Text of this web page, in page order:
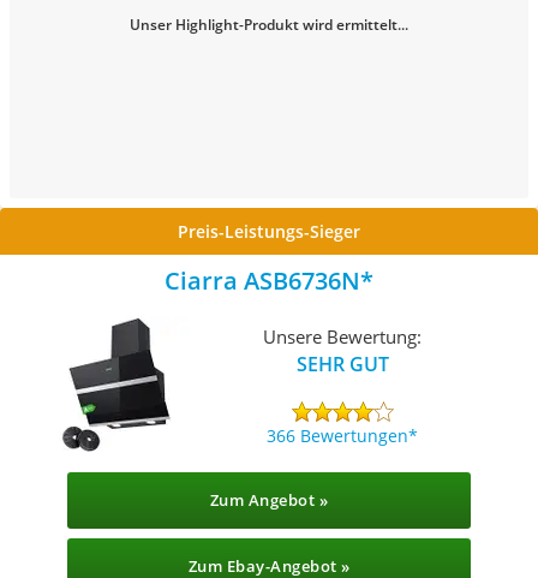
Unser Highlight-Produkt wird ermittelt...
Preis-Leistungs-Sieger
Ciarra ASB6736N
Unsere Bewertung:
SEHR GUT
366 Bewertungen
Zum Angebot »
Zum Ebay-Angebot »